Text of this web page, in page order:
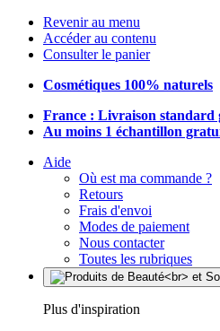
Revenir au menu
Accéder au contenu
Consulter le panier
Cosmétiques 100% naturels
France : Livraison standard
Au moins 1 échantillon
Aide
Où est ma commande ?
Retours
Frais d'envoi
Modes de paiement
Nous contacter
Toutes les rubriques
Plus d'inspiration